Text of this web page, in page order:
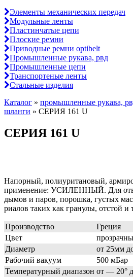
Элементы механических передач
Модульные ленты
Пластинчатые цепи
Плоские ремни
Приводные ремни optibelt
Промышленные рукава, рвд
Промышленные цепи
Транспортеные ленты
Стальные изделия
Каталог » промышленные рукава,
шланги » СЕРИЯ 161 U
СЕРИЯ 161 U
Напорный, полиуритановый,
применение: УСИЛЕННЫЙ. Для
дымов и паров, порошка, густых
риалов таких как гранулы, отстой и
Производство
Греция
Цвет
Диаметр
от 25мм
Рабочий вакуум
500 мБар
Температурный диапазон от — 20°